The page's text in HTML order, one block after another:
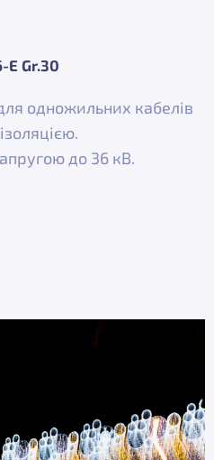
E Gr.30
одножильних кабелів
до 36 кВ.